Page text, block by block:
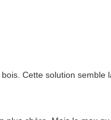
Cette solution semble